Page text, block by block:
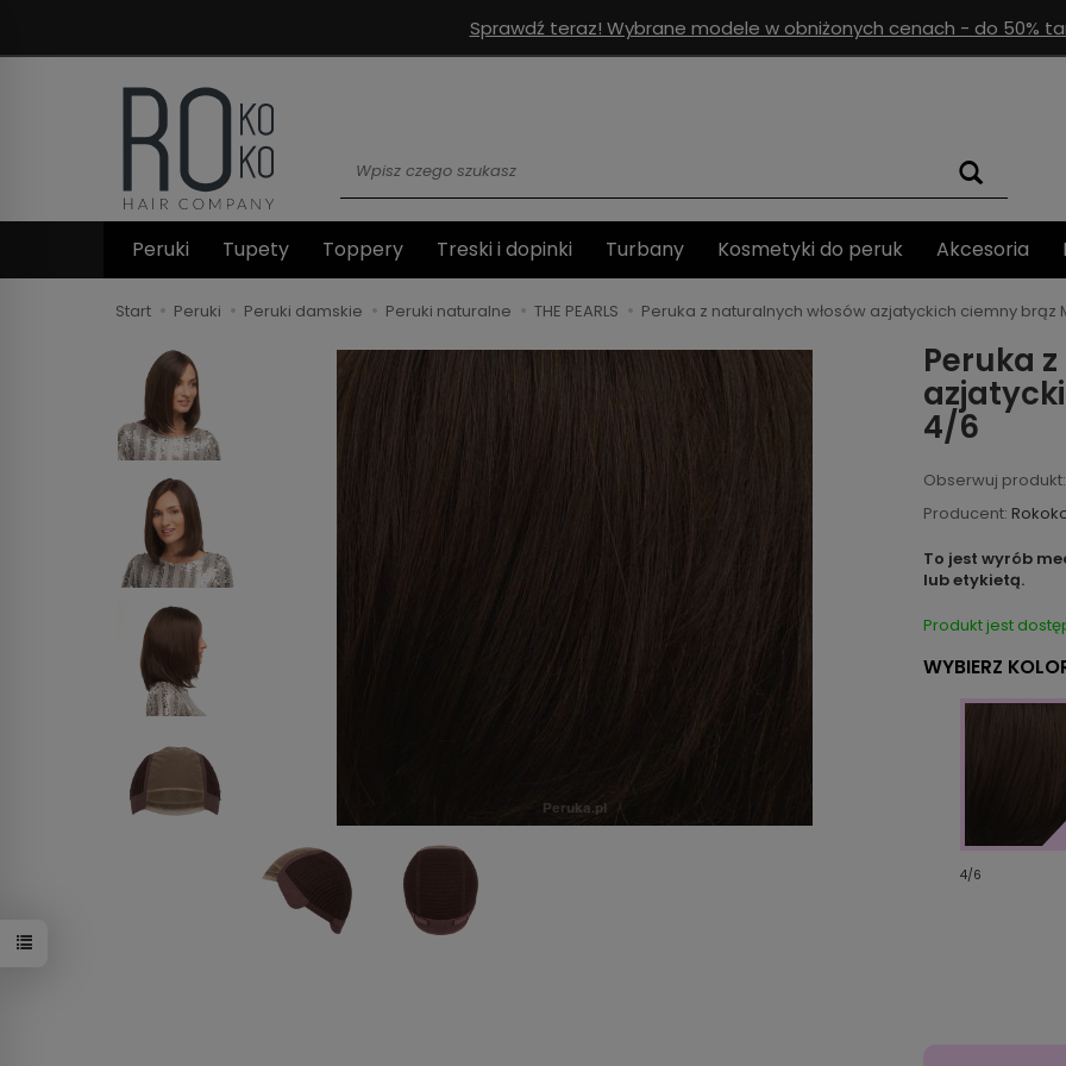
Sprawdź teraz! Wybrane modele w obniżonych cenach - do 50%
Peruki Tupety Toppery Treski i dopinki Turbany Kosmetyki do peruk Akcesoria
Start Peruki Peruki damskie Peruki naturalne THE PEARLS Peruka z naturalnych włosów azjatyckich ciemny brąz
Peruka
4/6
Obserwuj produkt:
Producent:
To jest wyrób
lub etykietą.
Produkt jest
WYBIERZ
4/6